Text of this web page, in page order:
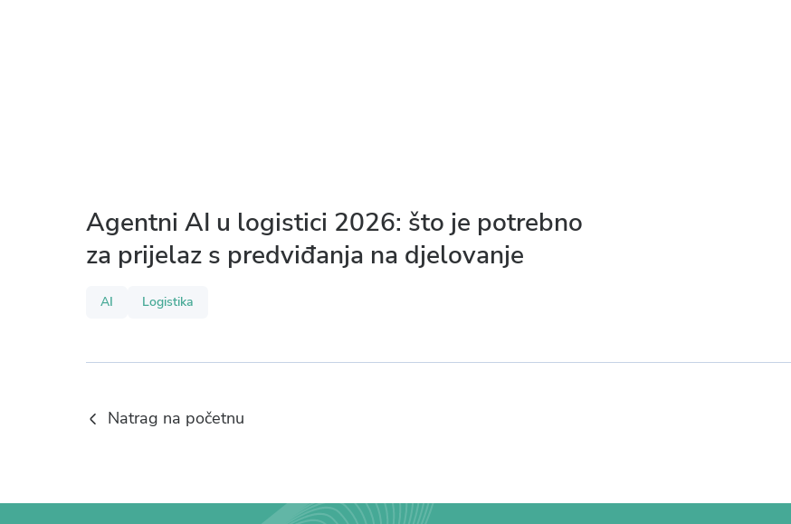
Agentni AI u logistici 2026: što je potrebno
za prijelaz s predviđanja na djelovanje
AI Logistika
Natrag na početnu